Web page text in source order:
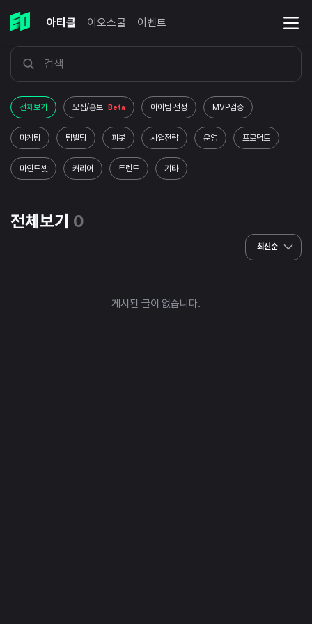
아티클 이오스쿨 이벤트
전체보기 모집/홍보 Beta 아이템 선정 MVP검증
마케팅 팀빌딩 피봇 사업전략 운영 프로덕트
마인드셋 커리어 트렌드 기타
전체보기 0
최신순
게시된 글이 없습니다.